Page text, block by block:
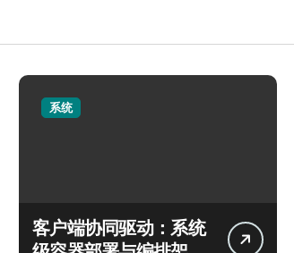
系统
客户端协同驱动：系统